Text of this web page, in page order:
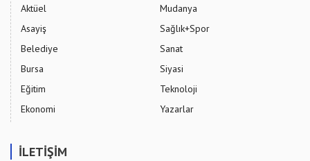
Aktüel
Asayiş
Belediye
Bursa
Eğitim
Ekonomi
Mudanya
Sağlık+Spor
Sanat
Siyasi
Teknoloji
Yazarlar
İLETİŞİM